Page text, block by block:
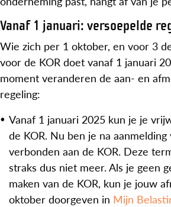
Vanaf 1 januari: versoepelde
Wie zich per 1 oktober, en voor 3
voor de KOR doet vanaf 1 januari
moment veranderen de aan- en
regeling:
Vanaf 1 januari 2025 kun je je
de KOR. Nu ben je na
verbonden aan de KOR. Deze
straks dus niet meer. Als je geen
maken van de KOR, kun je jouw
oktober doorgeven in Mijn